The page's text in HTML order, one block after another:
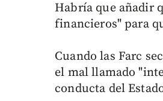
Habría que añadir
financieros" para
Cuando las Farc
el mal llamado
conducta del